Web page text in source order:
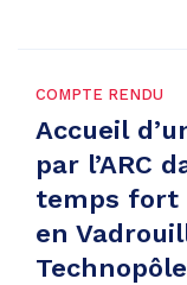
COMPTE RENDU
Accueil
par l’ARC
temps fort
en